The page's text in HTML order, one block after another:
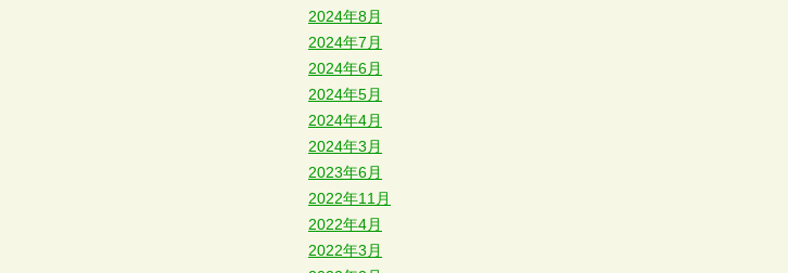
2024年8月
2024年7月
2024年6月
2024年5月
2024年4月
2024年3月
2023年6月
2022年11月
2022年4月
2022年3月